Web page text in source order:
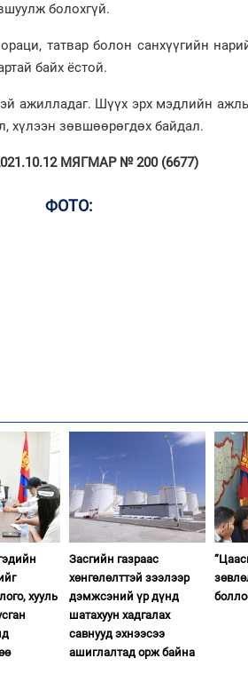
болохгүй.
татвар болон санхүүгийн
байх ёстой.
ажилладаг. Шүүх эрх мэдлийн
хүлээн зөвшөөрөгдөх байдал.
МЯГМАР № 200 (6677)
ФОТО:
хууль
Засгийн газраас
хөнгөлөлттэй зээлээр
дэмжсэний үр дүнд
шатахуун хадгалах
савнууд эхнээсээ
ашиглалтад орж байна